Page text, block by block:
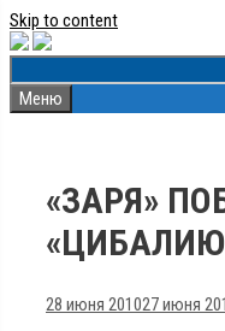
Skip to content
Меню
«ЗАРЯ»
28 июня 201027 июня